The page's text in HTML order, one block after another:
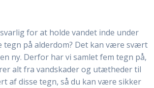
for at holde vandet inde under
tegn på alderdom? Det kan være svært
ny. Derfor har vi samlet fem tegn på,
alt fra vandskader og utætheder til
af disse tegn, så du kan være sikker